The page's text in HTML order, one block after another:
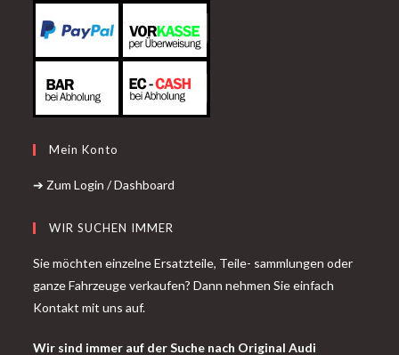
Mein Konto
➔ Zum Login / Dashboard
WIR SUCHEN IMMER
Sie möchten einzelne Ersatzteile, Teile- sammlungen oder
ganze Fahrzeuge verkaufen? Dann nehmen Sie einfach
Kontakt mit uns auf.
Wir sind immer auf der Suche nach Original Audi